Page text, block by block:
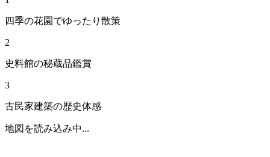
四季の花園でゆったり散策
2
史料館の秘蔵品鑑賞
3
古民家建築の歴史体感
地図を読み込み中...